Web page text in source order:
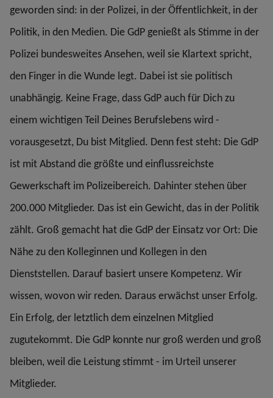
geworden sind: in der Polizei, in der Öffentlichkeit, in der
Politik, in den Medien. Die GdP genießt als Stimme in der
Polizei bundesweites Ansehen, weil sie Klartext spricht,
den Finger in die Wunde legt. Dabei ist sie politisch
unabhängig. Keine Frage, dass GdP auch für Dich zu
einem wichtigen Teil Deines Berufslebens wird -
vorausgesetzt, Du bist Mitglied. Denn fest steht: Die GdP
ist mit Abstand die größte und einflussreichste
Gewerkschaft im Polizeibereich. Dahinter stehen über
200.000 Mitglieder. Das ist ein Gewicht, das in der Politik
zählt. Groß gemacht hat die GdP der Einsatz vor Ort: Die
Nähe zu den Kolleginnen und Kollegen in den
Dienststellen. Darauf basiert unsere Kompetenz. Wir
wissen, wovon wir reden. Daraus erwächst unser Erfolg.
Ein Erfolg, der letztlich dem einzelnen Mitglied
zugutekommt. Die GdP konnte nur groß werden und groß
bleiben, weil die Leistung stimmt - im Urteil unserer
Mitglieder.